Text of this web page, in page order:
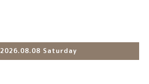
2026.08.08 Saturday